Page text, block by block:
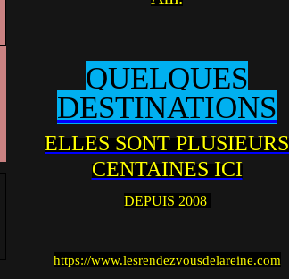
QUELQUES
DESTINATIONS
ELLES SONT PLUSIEURS
CENTAINES ICI
DEPUIS 2008
https://www.lesrendezvousdelareine.com